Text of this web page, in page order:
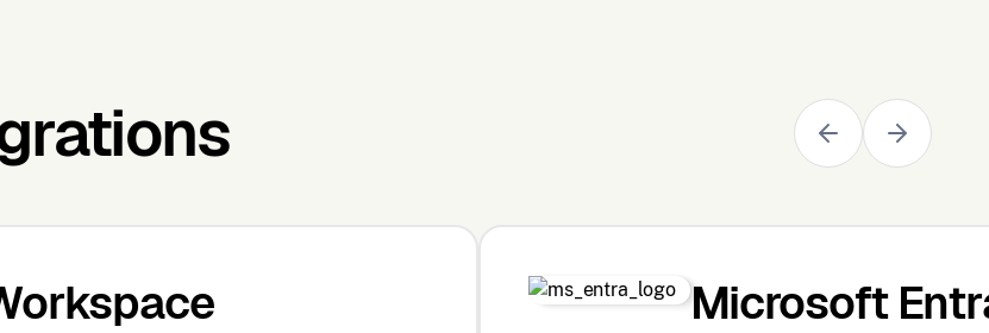
Microsoft